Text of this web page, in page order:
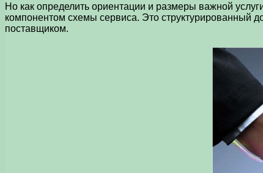
Но как определить ориентации и размеры важной
компонентом схемы сервиса. Это структурированный
поставщиком.